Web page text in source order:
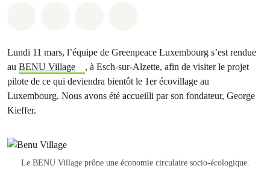
Lundi 11 mars, l’équipe de Greenpeace Luxembourg s’est rendue
au BENU Village
, à Esch-sur-Alzette, afin de visiter le projet
pilote de ce qui deviendra bientôt le 1er écovillage au
Luxembourg. Nous avons été accueilli par son fondateur, George
Kieffer.
Le BENU Village prône une économie circulaire socio-écologique.